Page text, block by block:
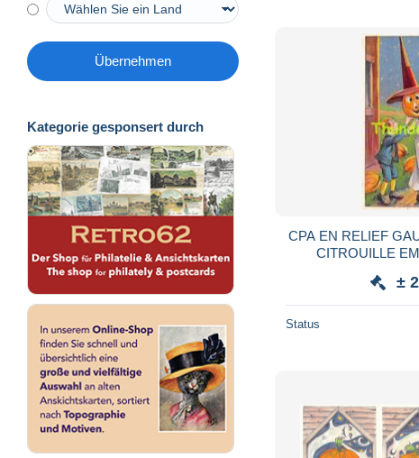
Übernehmen
Kategorie gesponsert durch
CPA EN RELIEF GAUFREE
CITROUILLE EMBOSSED CARD
±
Status